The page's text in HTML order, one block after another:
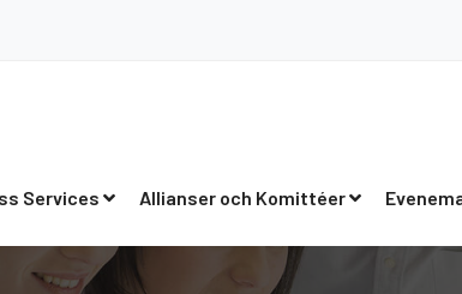
Services Allianser och Komittéer